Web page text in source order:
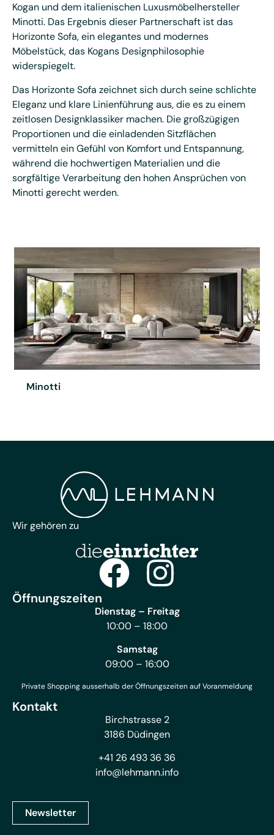
Kogan und dem italienischen Luxusmöbelhersteller
Minotti. Das Ergebnis dieser Partnerschaft ist das
Horizonte Sofa, ein elegantes und modernes
Möbelstück, das Kogans Designphilosophie
widerspiegelt.
Das Horizonte Sofa zeichnet sich durch seine schlichte
Eleganz und klare Linienführung aus, die es zu einem
zeitlosen Designklassiker machen. Die großzügigen
Proportionen und die einladenden Sitzflächen
vermitteln ein Gefühl von Komfort und Entspannung,
während die hochwertigen Materialien und die
sorgfältige Verarbeitung den hohen Ansprüchen von
Minotti gerecht werden.
Minotti
Wir gehören zu
Öffnungszeiten
Dienstag – Freitag
10:00 – 18:00
Samstag
09:00 – 16:00
Private Shopping ausserhalb der Öffnungszeiten auf Voranmeldung
Kontakt
Birchstrasse 2
3186 Düdingen
+41 26 493 36 36
info@lehmann.info
Newsletter